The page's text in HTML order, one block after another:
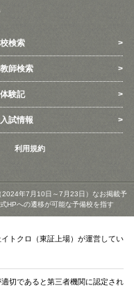
検索
師検索
験記
試情報
利用規約
年7月10日～7月23日）なお掲載予
HPへの遷移が可能な予備校を指す
トクロ（東証上場）が運営してい
切であると第三者機関に認定され